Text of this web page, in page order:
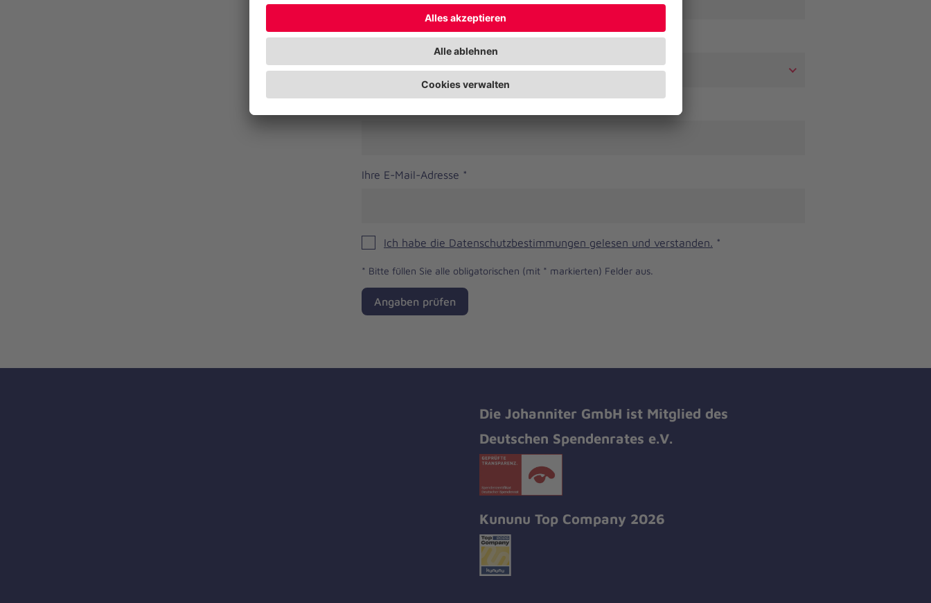
Bundesland
Ihre E-Mail-Adresse *
Ich habe die Datenschutzbestimmungen gelesen und verstanden. *
* Bitte füllen Sie alle obligatorischen (mit * markierten) Felder aus.
Angaben prüfen
Die Johanniter GmbH ist Mitglied des
Deutschen Spendenrates e.V.
Kununu Top Company 2026